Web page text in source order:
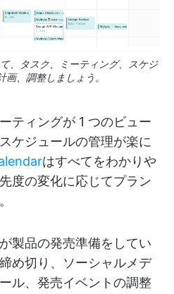
、タスク、ミーティング、スケジ
画、調整しましょう。
ティングが 1 つのビュー
ケジュールの管理が楽に
はすべてをわかりや
度の変化に応じてプラン
製品の発売準備をしてい
め切り、ソーシャルメデ
ル、発売イベントの調整